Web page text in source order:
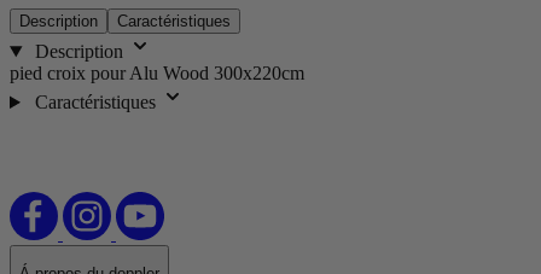
Description Caractéristiques
Description
pied croix pour Alu Wood 300x220cm
Caractéristiques